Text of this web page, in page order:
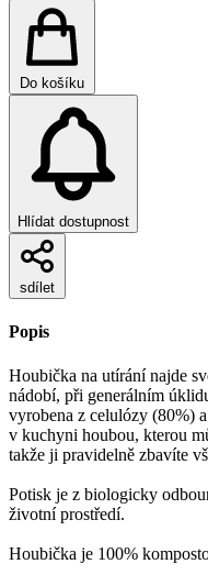
Do košíku
Hlídat dostupnost
sdílet
Popis
Houbička na utírání najde
nádobí, při generálním
vyrobena z celulózy (80%)
v kuchyni houbou, kterou
takže ji pravidelně zbavíte
Potisk je z biologicky
životní prostředí.
Houbička je 100%